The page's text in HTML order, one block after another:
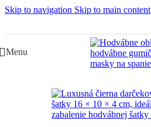
Skip to navigation Skip to main content
Menu